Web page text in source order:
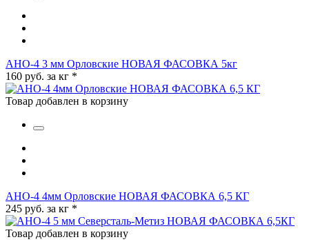
АНО-4 3 мм Орловские НОВАЯ ФАСОВКА 5кг
160 руб. за кг *
Товар добавлен в корзину
АНО-4 4мм Орловские НОВАЯ ФАСОВКА 6,5 КГ
245 руб. за кг *
Товар добавлен в корзину